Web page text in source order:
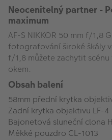
Neocenitelný partner -
maximum
AF-S NIKKOR 50 mm f/1,8
fotografování široké škály
f/1,8 můžete zachytit
okem.
Obsah balení
58mm přední krytka
Zadní krytka objektivu LF-4
Bajonetová sluneční clona
Měkké pouzdro CL-1013